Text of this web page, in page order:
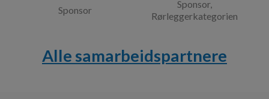
Sponsor
Sponsor,
Rørleggerkategorien
Alle samarbeidspartnere